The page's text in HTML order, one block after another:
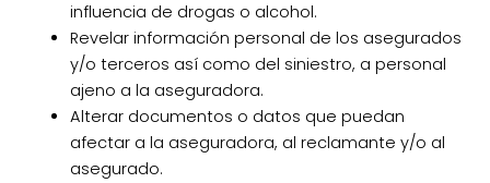
influencia de drogas o alcohol.
Revelar información personal de los asegurados
y/o terceros así como del siniestro, a personal
ajeno a la aseguradora.
Alterar documentos o datos que puedan
afectar a la aseguradora, al reclamante y/o al
asegurado.